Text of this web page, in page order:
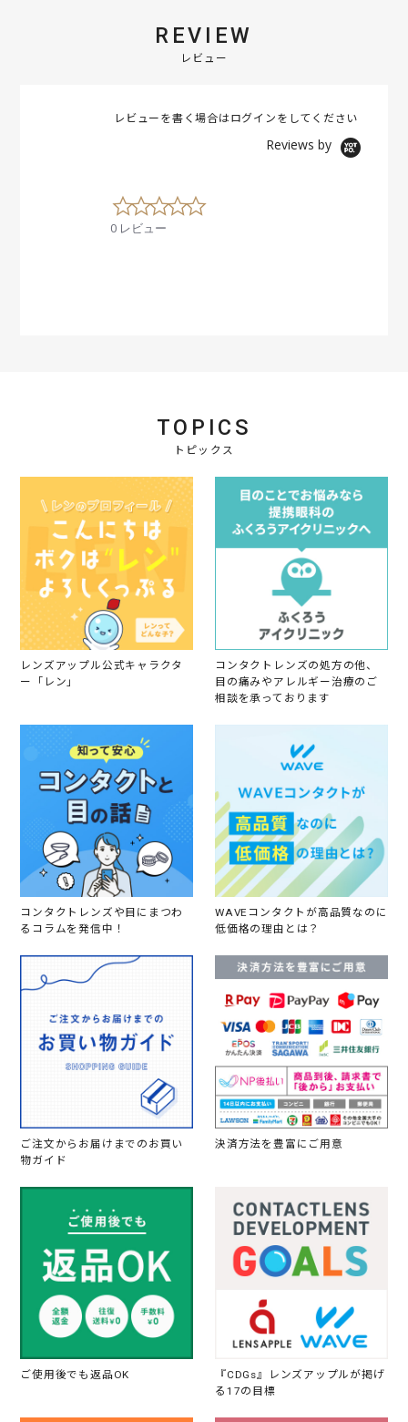
REVIEW
レビュー
レビューを書く場合はログイン をしてください
Reviews by
0
.
0 レビュー
TOPICS
トピックス
レンズアップル公式キャラクタ
ー「レン」
コンタクトレンズの処方の他、
目の痛みやアレルギー治療のご
相談を承っております
コンタクトレンズや目にまつわ
るコラムを発信中！
WAVEコンタクトが高品質なのに
低価格の理由とは？
ご注文からお届けまでのお買い
物ガイド
決済方法を豊富にご用意
ご使用後でも返品OK
『CDGs』レンズアップルが掲げ
る17の目標